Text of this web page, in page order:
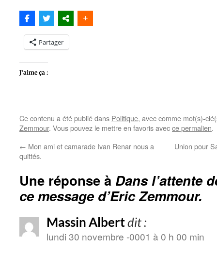
Partager
J’aime ça :
Ce contenu a été publié dans Politique, avec comme mot(s)-
Zemmour. Vous pouvez le mettre en favoris avecce permalien.
← Mon ami et camarade Ivan Renar nous a
quittés.
Union pour
Une réponse à Dans l’attente
ce message d’Eric Zemmour.
Massin Albertdit :
lundi 30 novembre -0001 à 0 h 00 min